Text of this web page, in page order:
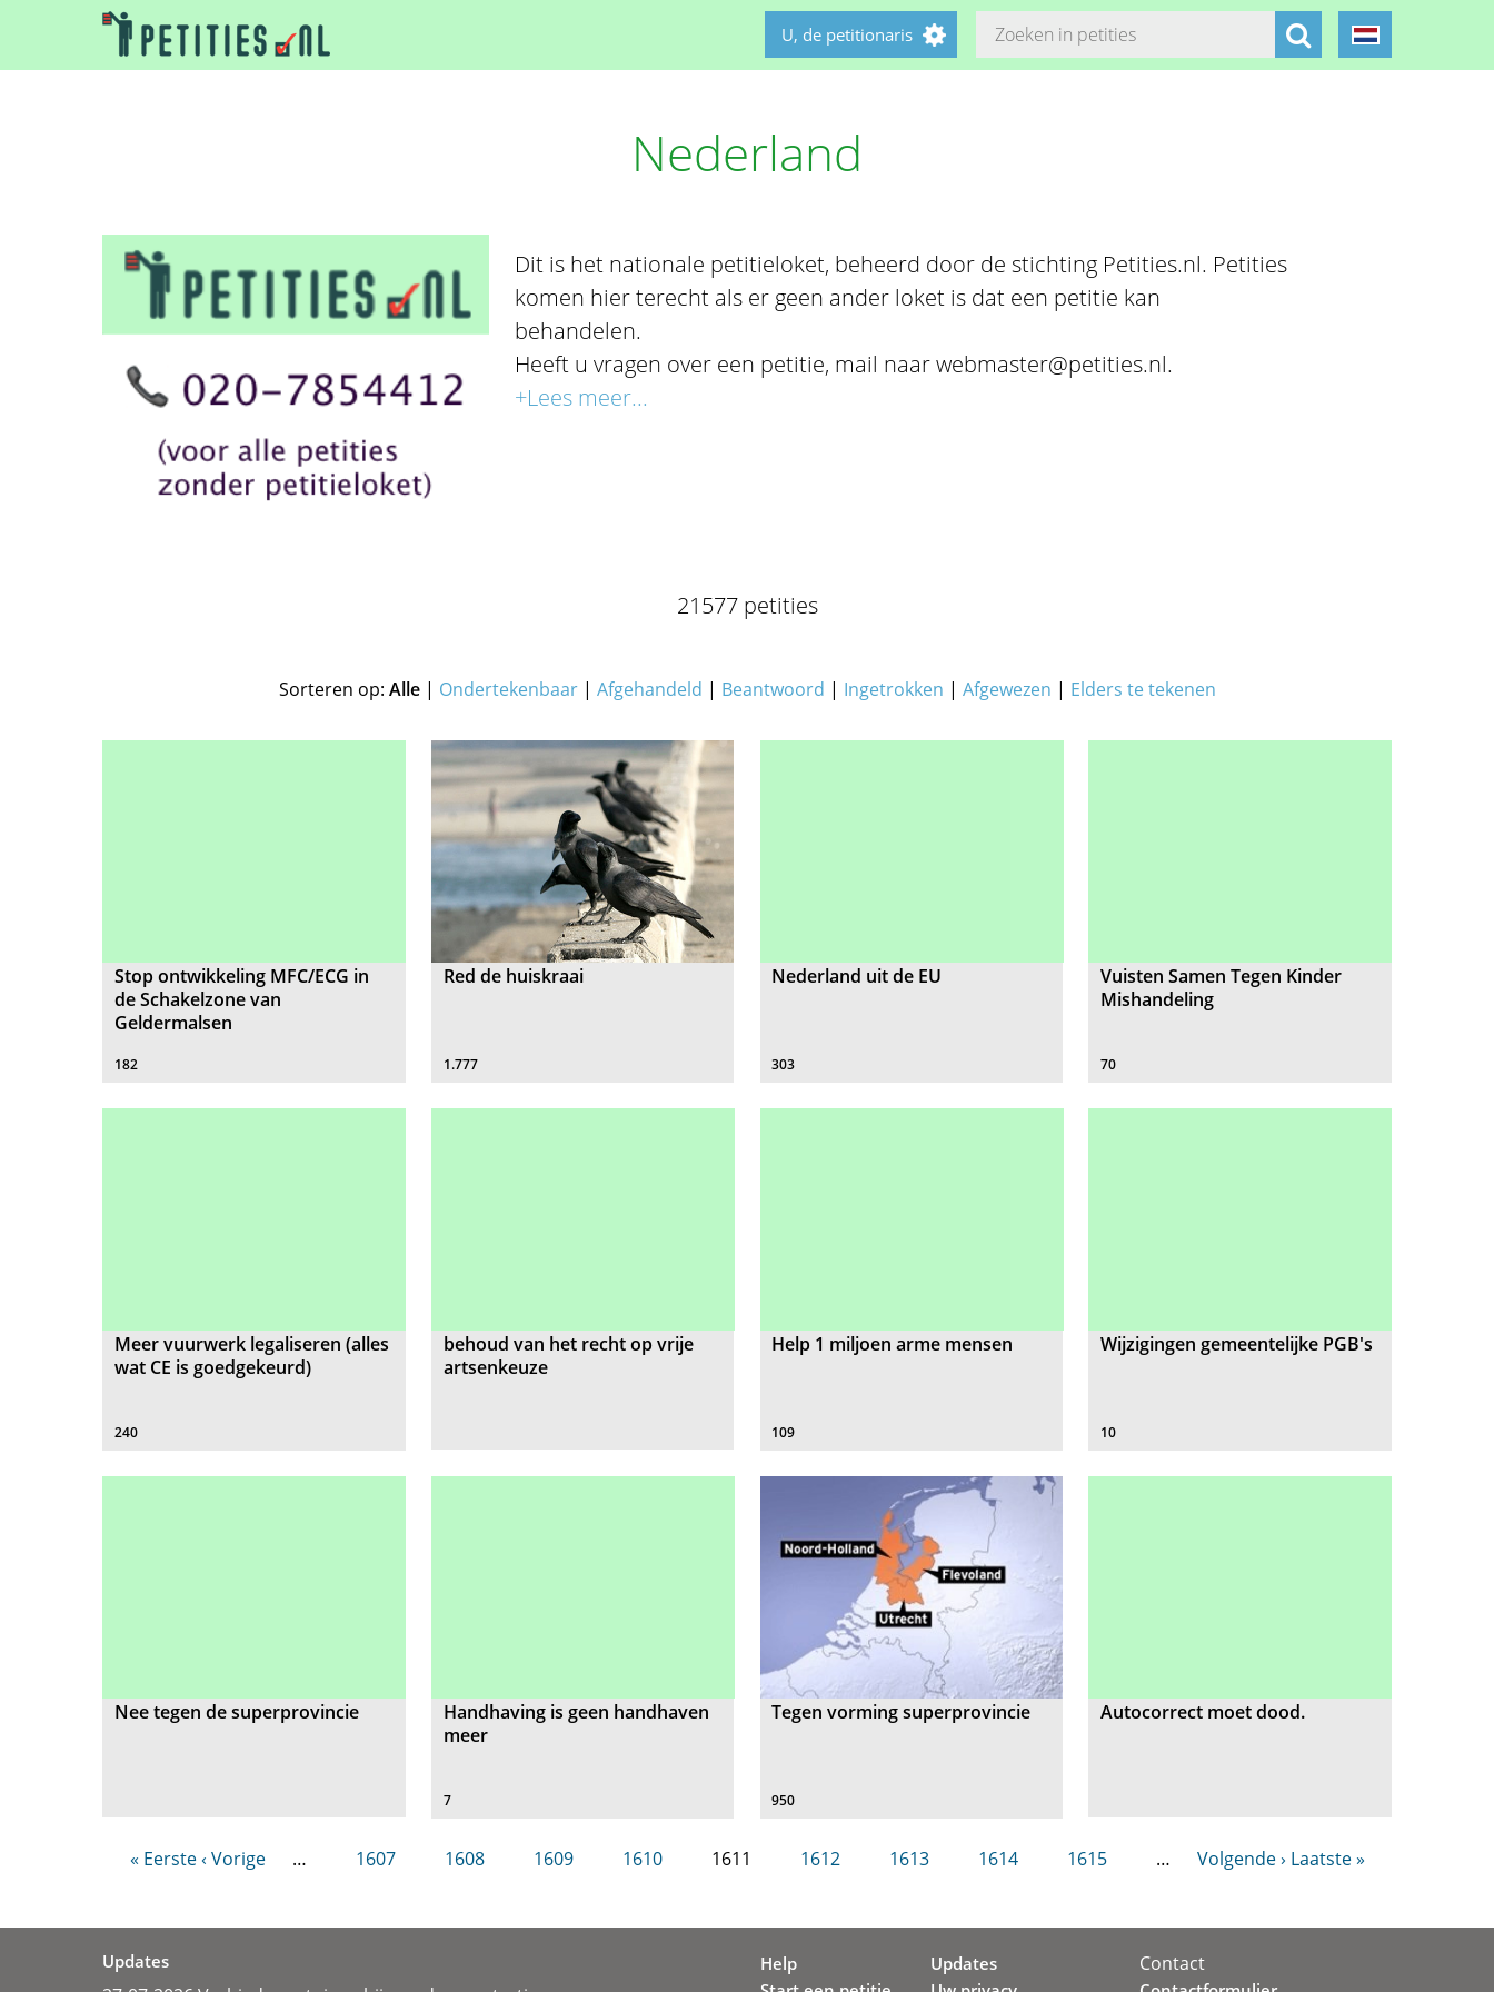
U, de petitionaris
Nederland
Dit is het nationale petitieloket, beheerd door de stichting Petities.nl. Petities
komen hier terecht als er geen ander loket is dat een petitie kan
behandelen.
Heeft u vragen over een petitie, mail naar webmaster@petities.nl.
+Lees meer...
21577 petities
Sorteren op: Alle| Ondertekenbaar| Afgehandeld | Beantwoord | Ingetrokken | Afgewezen | Elders te tekenen
Stop ontwikkeling MFC/ECG in
de Schakelzone van
Geldermalsen
182
Red de huiskraai
1.777
Nederland uit de EU
303
Vuisten Samen Tegen Kinder
Mishandeling
70
Meer vuurwerk legaliseren (alles
wat CE is goedgekeurd)
240
behoud van het recht op vrije
artsenkeuze
Help 1 miljoen arme mensen
109
Wijzigingen gemeentelijke PGB's
10
Nee tegen de superprovincie
Handhaving is geen handhaven
meer
7
Tegen vorming superprovincie
950
Autocorrect moet dood.
« Eerste ‹ Vorige … 1607 1608 1609 1610 1611 1612 1613 1614 1615 … Volgende › Laatste »
Updates
Help
Updates
Contact